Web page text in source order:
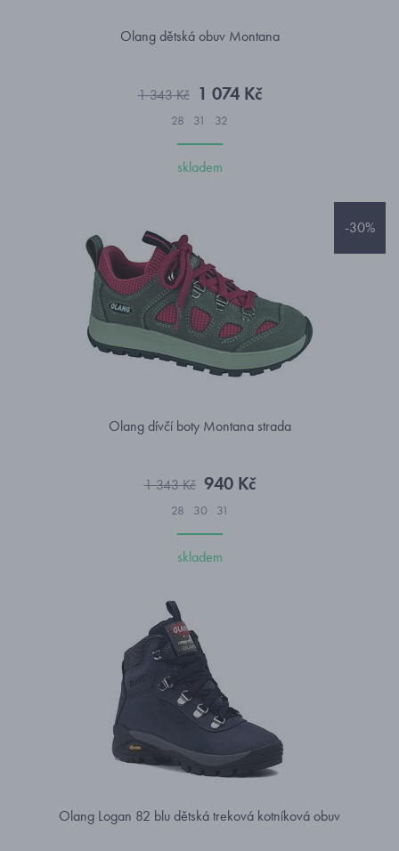
Olang dětská obuv Montana
1 343 Kč 1 074 Kč
28 31 32
skladem
-30%
Olang dívčí boty Montana strada
1 343 Kč 940 Kč
28 30 31
skladem
Olang Logan 82 blu dětská treková kotníková obuv